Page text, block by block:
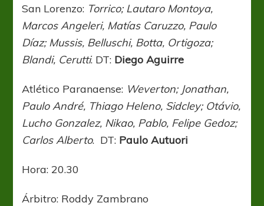
San Lorenzo: Torrico; Lautaro Montoya,
Marcos Angeleri, Matías Caruzzo, Paulo
Díaz; Mussis, Belluschi, Botta, Ortigoza;
Blandi, Cerutti. DT: Diego Aguirre
Atlético Paranaense: Weverton; Jonathan,
Paulo André, Thiago Heleno, Sidcley; Otávio,
Lucho Gonzalez, Nikao, Pablo, Felipe Gedoz;
Carlos Alberto. DT: Paulo Autuori
Hora: 20.30
Árbitro: Roddy Zambrano